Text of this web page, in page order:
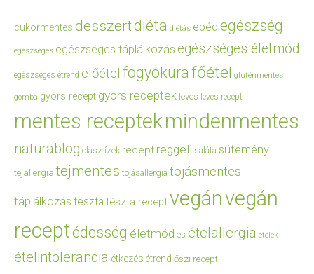
cukormentes desszertdiéta diétás ebéd egészség
egészséges egészséges táplálkozás egészséges életmód
egészséges étrend előétel fogyókúrafőétel gluténmentes
gomba gyors recept gyors receptek leves leves recept
mentes receptekmindenmentes
naturablog olasz ízek recept reggeli saláta sütemény
tejallergia tejmentes tojásallergia tojásmentes
táplálkozás tészta tészta receptvegánvegán
receptédesség életmód és ételallergia ételek
ételintolerancia étkezés étrend őszi recept